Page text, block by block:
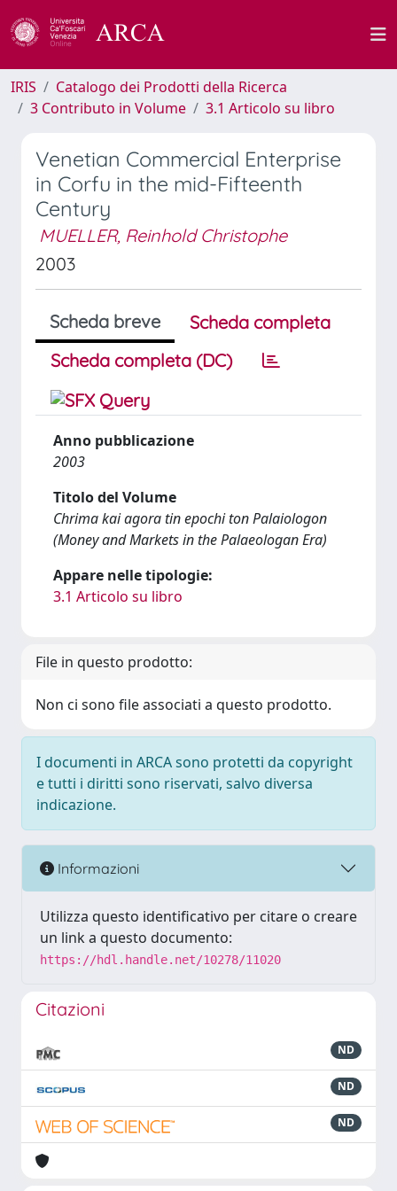
IRIS
Catalogo dei Prodotti della Ricerca
3 Contributo in Volume
3.1 Articolo su libro
Venetian Commercial Enterprise
in Corfu in the mid-Fifteenth
Century
MUELLER, Reinhold Christophe
2003
Scheda breve
Scheda completa
Scheda completa (DC)
Anno pubblicazione
2003
Titolo del Volume
Chrima kai agora tin epochi ton Palaiologon
(Money and Markets in the Palaeologan Era)
Appare nelle tipologie:
3.1 Articolo su libro
File in questo prodotto:
Non ci sono file associati a questo prodotto.
I documenti in ARCA sono protetti da copyright
e tutti i diritti sono riservati, salvo diversa
indicazione.
Informazioni
Utilizza questo identificativo per citare o creare
un link a questo documento:
https://hdl.handle.net/10278/11020
Citazioni
ND
ND
ND